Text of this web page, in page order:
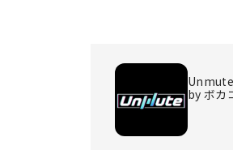
by ボカ